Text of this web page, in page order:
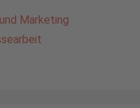
Marketing